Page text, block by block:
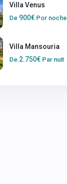
Villa Venus
De 900€ Por noche
Villa Mansouria
De 2.750€ Par nuit